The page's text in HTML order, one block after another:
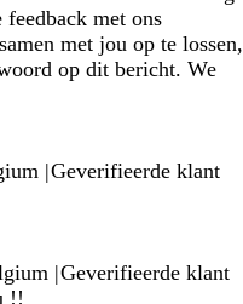
met ons
met jou op te lossen,
op dit bericht. We
|Geverifieerde klant
|Geverifieerde klant
!!